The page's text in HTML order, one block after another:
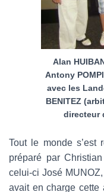
Alan
Antony
avec les
BENITEZ
directeur
Tout le monde s’est
préparé par
celui-ci José
avait en charge cette